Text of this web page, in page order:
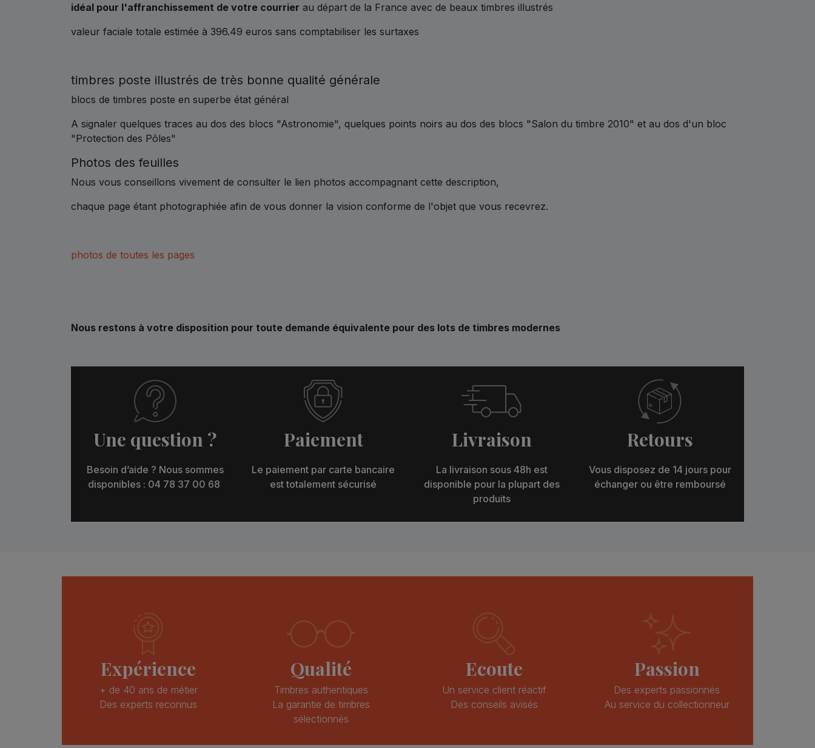
idéal pour l'affranchissement de votre courrier au départ de la France avec de beaux timbres illustrés
valeur faciale totale estimée à 396.49 euros sans comptabiliser les surtaxes
timbres poste illustrés de très bonne qualité générale
blocs de timbres poste en superbe état général
A signaler quelques traces au dos des blocs "Astronomie", quelques points noirs au dos des blocs "Salon du timbre 2010" et au dos d'un bloc
"Protection des Pôles"
Photos des feuilles
Nous vous conseillons vivement de consulter le lien photos accompagnant cette description,
chaque page étant photographiée afin de vous donner la vision conforme de l'objet que vous recevrez.
photos de toutes les pages
Nous restons à votre disposition pour toute demande équivalente pour des lots de timbres modernes
Une question ?
Besoin d’aide ? Nous sommes
disponibles : 04 78 37 00 68
Paiement
Le paiement par carte bancaire
est totalement sécurisé
Livraison
La livraison sous 48h est
disponible pour la plupart des
produits
Retours
Vous disposez de 14 jours pour
échanger ou être remboursé
Expérience
+ de 40 ans de métier
Des experts reconnus
Qualité
Timbres authentiques
La garantie de timbres
sélectionnés
Ecoute
Un service client réactif
Des conseils avisés
Passion
Des experts passionnés
Au service du collectionneur